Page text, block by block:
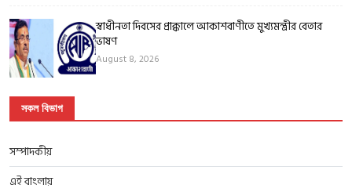
স্বাধীনতা দিবসের প্রাক্কালে আকাশবাণীতে মুখ্যমন্ত্রীর বেতার
ভাষণ
August 8, 2026
সকল বিভাগ
সম্পাদকীয়
এই বাংলায়